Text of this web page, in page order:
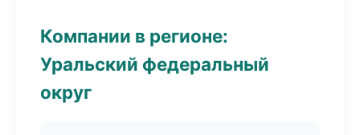
Компании в регионе:
Уральский федеральный
округ